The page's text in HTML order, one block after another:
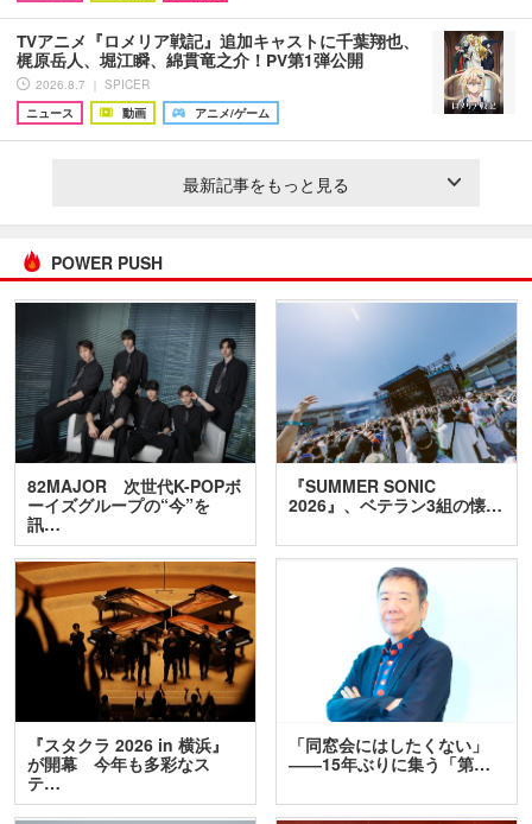
TVアニメ『ロメリア戦記』追加キャストに千葉翔也、
梶原岳人、堀江瞬、綿貫竜之介！PV第1弾公開
2026.8.7 ｜ SPICER
ニュース
動画 アニメ/ゲーム
最新記事をもっと見る
POWER PUSH
82MAJOR 次世代K-POPボ
ーイズグループの“今”を
訊…
『SUMMER SONIC
2026』、ベテラン3組の懐…
『スタクラ 2026 in 横浜』
が開幕 今年も多彩なス
テ…
「同窓会にはしたくない」
――15年ぶりに集う「第…